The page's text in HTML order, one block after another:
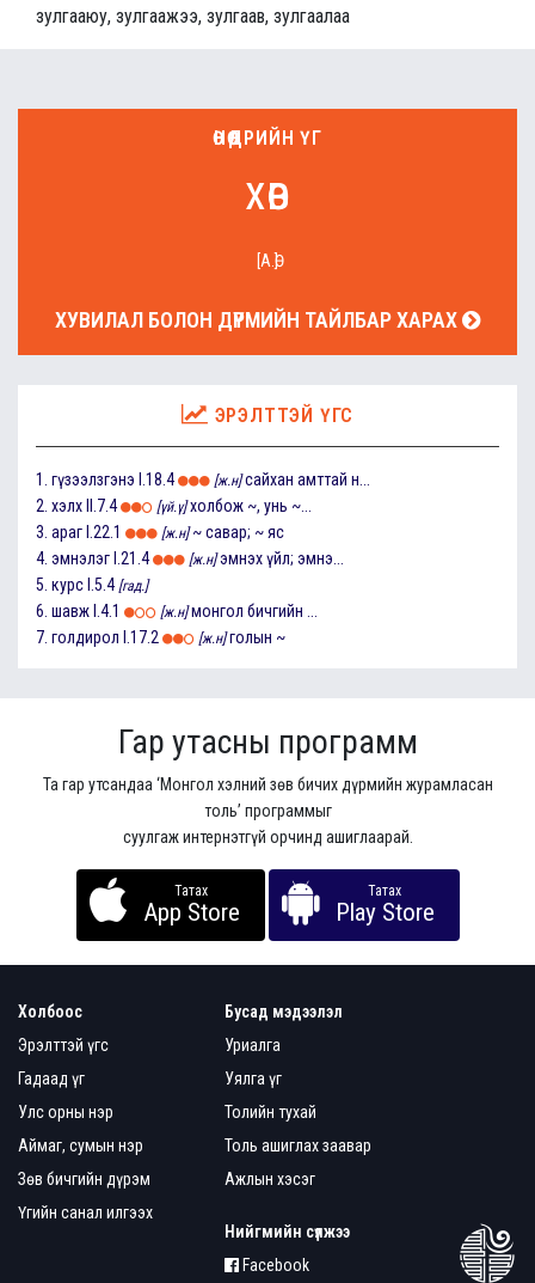
зулгааюу, зулгаажээ, зулгаав, зулгаалаа
ӨНӨӨДРИЙН ҮГ
хөв
[А.Ө]
ХУВИЛАЛ БОЛОН ДҮРМИЙН ТАЙЛБАР ХАРАХ
ЭРЭЛТТЭЙ ҮГС
1. гүзээлзгэнэ I.18.4 [ж.н] сайхан амттай н...
2. хэлх II.7.4 [үй.ү] холбож ~, унь ~...
3. араг I.22.1 [ж.н] ~ савар; ~ яс
4. эмнэлэг I.21.4 [ж.н] эмнэх үйл; эмнэ...
5. курс I.5.4 [гад.]
6. шавж I.4.1 [ж.н] монгол бичгийн ...
7. голдирол I.17.2 [ж.н] голын ~
Гар утасны программ
Та гар утсандаа ‘Монгол хэлний зөв бичих дүрмийн журамласан
толь’ программыг
суулгаж интернэтгүй орчинд ашиглаарай.
Татах
App Store
Татах
Play Store
Холбоос
Эрэлттэй үгс
Гадаад үг
Улс орны нэр
Аймаг, сумын нэр
Зөв бичгийн дүрэм
Үгийн санал илгээх
Бусад мэдээлэл
Уриалга
Уялга үг
Толийн тухай
Толь ашиглах заавар
Ажлын хэсэг
Нийгмийн сүлжээ
Facebook